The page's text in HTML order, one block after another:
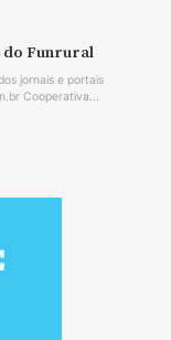
do Funrural
jornais e portais
Cooperativa...